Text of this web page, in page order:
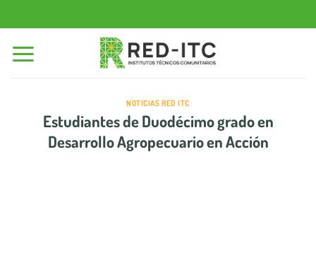
al
contenido
NOTICIAS RED ITC
Estudiantes de Duodécimo grado en
Desarrollo Agropecuario en Acción